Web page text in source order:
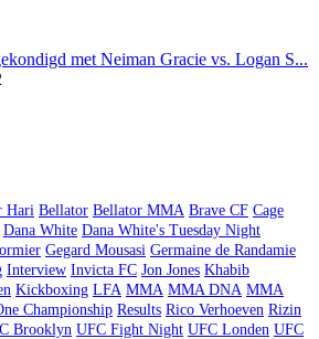
met Neiman Gracie vs. Logan S...
Hari Bellator Bellator MMA Brave CF Cage
Dana White Dana White's Tuesday Night
Gegard Mousasi Germaine de Randamie
Interview Invicta FC Jon Jones Khabib
Kickboxing LFA MMA MMA DNA MMA
Championship Results Rico Verhoeven Rizin
Brooklyn UFC Fight Night UFC Londen UFC